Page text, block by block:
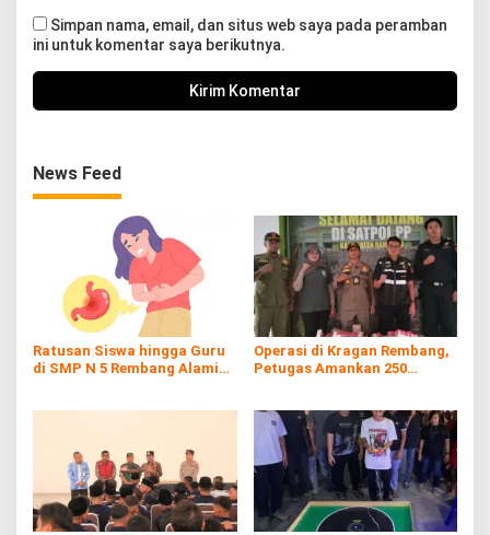
Simpan nama, email, dan situs web saya pada peramban
ini untuk komentar saya berikutnya.
News Feed
Ratusan Siswa hingga Guru
di SMP N 5 Rembang Alami
Operasi di Kragan Rembang,
Petugas Amankan 250